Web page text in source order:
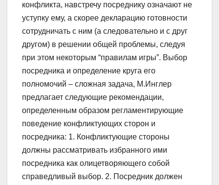
конфликта, навстречу посреднику означают не
уступку ему, а скорее декларацию готовности
сотрудничать с ним (а следовательно и с друг
другом) в решении общей проблемы, следуя
при этом некоторым “правилам игры”. Выбор
посредника и определение круга его
полномочий – сложная задача, М.Инглер
предлагает следующие рекомендации,
определенным образом регламентирующие
поведение конфликтующих сторон и
посредника: 1. Конфликтующие стороны
должны рассматривать избранного ими
посредника как олицетворяющего собой
справедливый выбор. 2. Посредник должен